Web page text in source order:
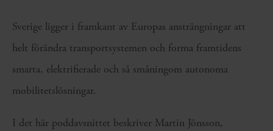
Sverige ligger i framkant av Europas ansträngningar att
helt förändra transportsystemen och forma framtidens
smarta, elektrifierade och så småningom autonoma
mobilitetslösningar.
I det här poddavsnittet beskriver Martin Jönsson,